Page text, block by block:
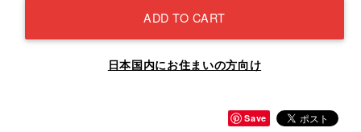
ADD TO CART
日本国内にお住まいの方向け
Save